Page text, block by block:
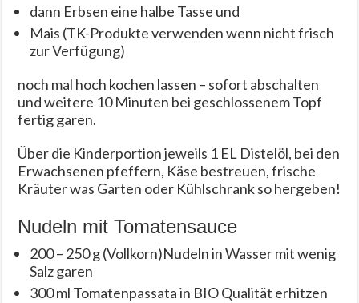
dann Erbsen eine halbe Tasse und
Mais (TK-Produkte verwenden wenn nicht frisch
zur Verfügung)
noch mal hoch kochen lassen – sofort abschalten
und weitere 10 Minuten bei geschlossenem Topf
fertig garen.
Über die Kinderportion jeweils 1 EL Distelöl, bei den
Erwachsenen pfeffern, Käse bestreuen, frische
Kräuter was Garten oder Kühlschrank so hergeben!
Nudeln mit Tomatensauce
200 – 250 g (Vollkorn)Nudeln in Wasser mit wenig
Salz garen
300 ml Tomatenpassata in BIO Qualität erhitzen